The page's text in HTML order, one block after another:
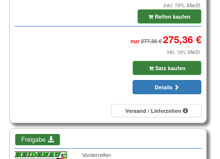
inkl. 19% MwSt.
Reifen kaufen
nur
inkl. 19% MwSt.
Satz kaufen
Details
Versand / Lieferzeiten
Freigabe
Vorderreifen